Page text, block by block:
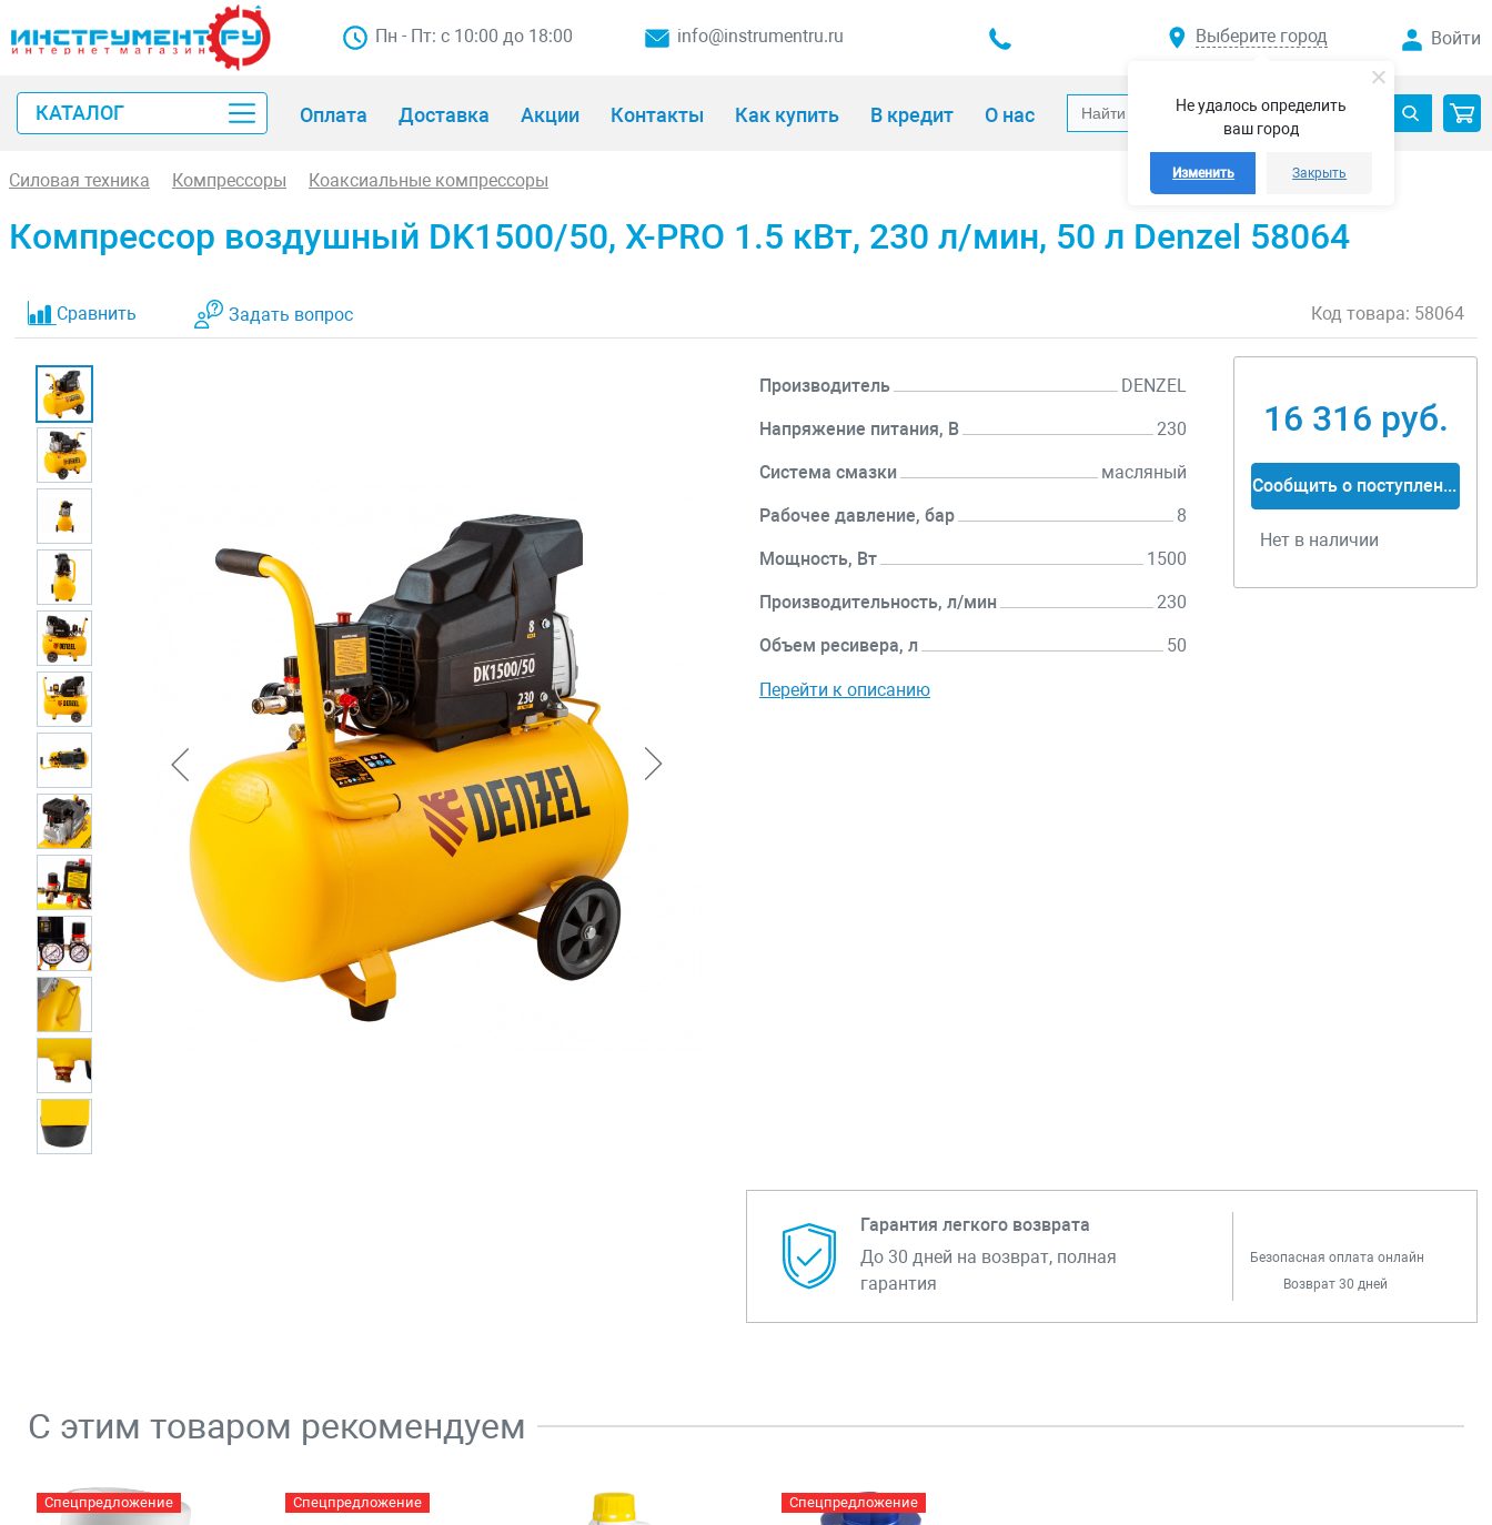
Не удалось определить
ваш город
Изменить Закрыть
Пн - Пт: с 10:00 до 18:00 info@instrumentru.ru Выберите город Войти
КАТАЛОГ Оплата Доставка Акции Контакты Как купить В кредит О нас
Силовая техника Компрессоры Коаксиальные компрессоры
Компрессор воздушный DK1500/50, Х-PRO 1.5 кВт, 230 л/мин, 50 л Denzel 58064
Сравнить Задать вопрос Код товара: 58064
Производитель DENZEL
Напряжение питания, В 230
Система смазки масляный
Рабочее давление, бар 8
Мощность, Вт 1500
Производительность, л/мин 230
Объем ресивера, л 50
Перейти к описанию
16 316 руб.
Сообщить о поступлении
Нет в наличии
Гарантия легкого возврата
До 30 дней на возврат, полная
гарантия
Безопасная оплата онлайн
Возврат 30 дней
С этим товаром рекомендуем
Спецпредложение Спецпредложение Спецпредложение